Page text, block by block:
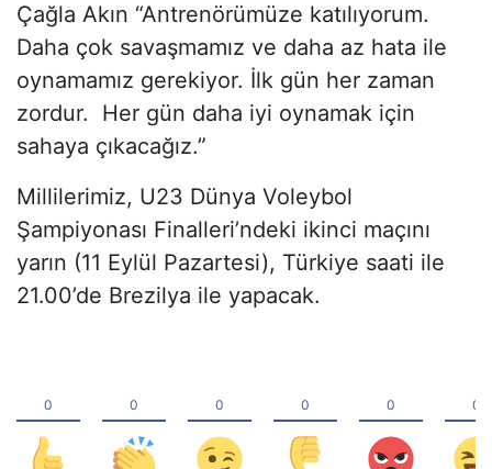
Çağla Akın “Antrenörümüze katılıyorum.
Daha çok savaşmamız ve daha az hata ile
oynamamız gerekiyor. İlk gün her zaman
zordur. Her gün daha iyi oynamak için
sahaya çıkacağız.”
Millilerimiz, U23 Dünya Voleybol
Şampiyonası Finalleri’ndeki ikinci maçını
yarın (11 Eylül Pazartesi), Türkiye saati ile
21.00’de Brezilya ile yapacak.